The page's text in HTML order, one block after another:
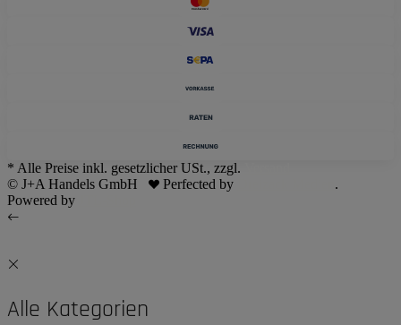
* Alle Preise inkl. gesetzlicher USt., zzgl.
© J+A Handels GmbH
Perfected by
.
Powered by
Alle Kategorien